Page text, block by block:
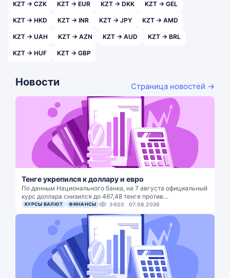
KZT → CZK KZT → EUR KZT → DKK KZT → GEL
KZT → HKD KZT → INR KZT → JPY KZT → AMD
KZT → UAH KZT → AZN KZT → AUD KZT → BRL
KZT → HUF KZT → GBP
Новости Страница новостей →
Тенге укрепился к доллару и евро
По данным Национального банка, на 7 августа официальный
курс доллара снизился до 467,48 тенге против…
КУРСЫ ВАЛЮТ ФИНАНСЫ 3603 07.08.2026